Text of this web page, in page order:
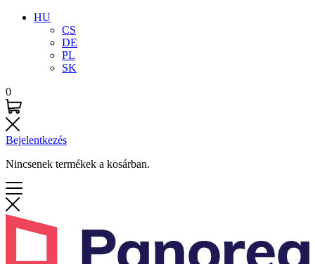
HU
CS
DE
PL
SK
0
Bejelentkezés
Nincsenek termékek a kosárban.